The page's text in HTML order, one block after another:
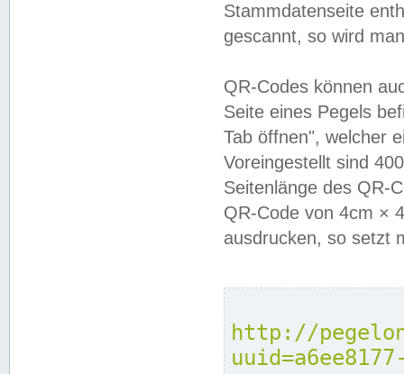
Stammdatenseite
gescannt, so wird
QR-Codes können
Seite eines Pegels
Tab öffnen", welcher
Voreingestellt sind
Seitenlänge des QR-
QR-Code von 4cm ×
ausdrucken, so setzt
http://